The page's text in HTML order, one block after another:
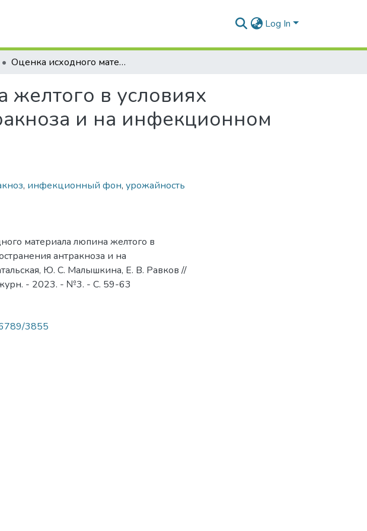
Log In
Оценка исходного материала люпина желтого в условиях естественного распространения антракноза и на инфекционном фоне
в условиях
и на инфекционном
, инфекционный фон, урожайность
материала люпина желтого в
антракноза и на
Ю. С. Малышкина, Е. В. Равков //
- 2023. - №3. - С. 59-63
3855